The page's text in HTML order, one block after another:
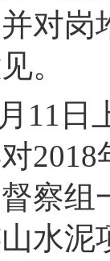
对岗
。
11日
察组
水泥